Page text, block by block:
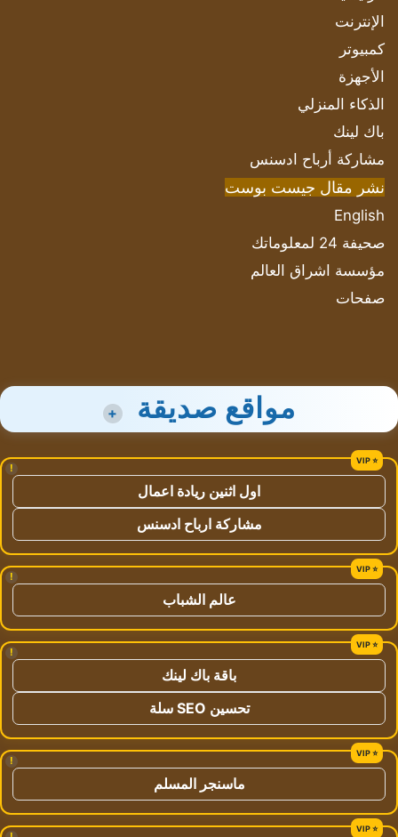
الإنترنت
كمبيوتر
الأجهزة
الذكاء المنزلي
باك لينك
مشاركة أرباح ادسنس
نشر مقال جيست بوست
English
صحيفة 24 لمعلوماتك
مؤسسة اشراق العالم
صفحات
مواقع صديقة +
!
اول اثنين ريادة اعمال
مشاركة ارباح ادسنس
!
عالم الشباب
!
باقة باك لينك
تحسين SEO سلة
!
ماسنجر المسلم